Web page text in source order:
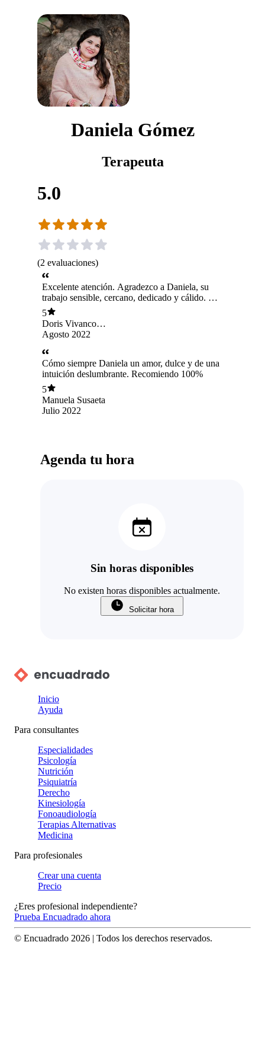
Daniela Gómez
Terapeuta
5.0
(2 evaluaciones)
Excelente atención. Agradezco a Daniela, su
trabajo sensible, cercano, dedicado y cálido. La
sesión fue muy nutritiva, y un gran aporte a mis
5
Doris Vivanco
Schenone
Agosto 2022
Cómo siempre Daniela un amor, dulce y de una
intuición deslumbrante. Recomiendo 100%
5
Manuela Susaeta
Julio 2022
Agenda tu hora
Sin horas disponibles
No existen horas disponibles actualmente.
Solicitar hora
Inicio
Ayuda
Para consultantes
Especialidades
Psicología
Nutrición
Psiquiatría
Derecho
Kinesiología
Fonoaudiología
Terapias Alternativas
Medicina
Para profesionales
Crear una cuenta
Precio
¿Eres profesional independiente?
Prueba Encuadrado ahora
© Encuadrado 2026 | Todos los derechos reservados.